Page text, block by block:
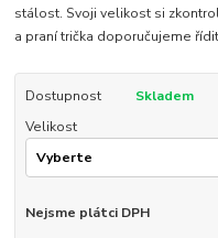
stálost. Svoji velikost si
a praní trička doporučujeme řídit
Dostupnost
Skladem
Velikost
Nejsme plátci DPH